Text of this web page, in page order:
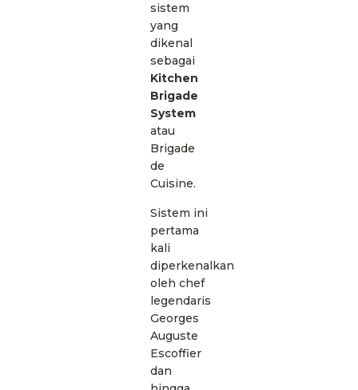
sistem
yang
dikenal
sebagai
Kitchen
Brigade
System
atau
Brigade
de
Cuisine.
Sistem ini
pertama
kali
diperkenalkan
oleh chef
legendaris
Georges
Auguste
Escoffier
dan